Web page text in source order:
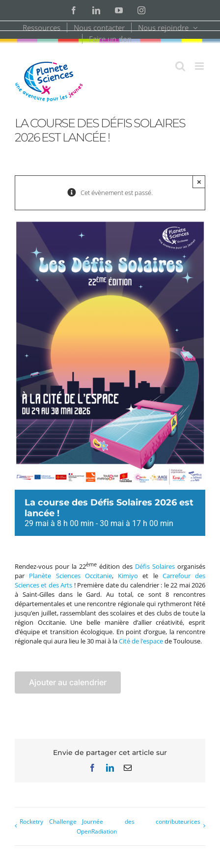
content
FacebookLinkedInYouTubeInstagram
Ressources Nous contacter
Nous rejoindre
Faire un don
LA COURSE DES DÉFIS SOLAIRES
2026 EST LANCÉE !
Cet évènement est passé.
×
La course des Défis Solaires 2026 est
lancée !
29 mai à 8 h 00 min -30 mai à 17 h 00 min
Rendez-vous pour la 22ème édition des Défis Solaires organisés
par Planète Sciences Occitanie, Kimiyo et le Carrefour des
Sciences et des Arts ! Première date du calendrier : le 22 mai 2026
à Saint-Gilles dans le Gard. Au total, ce sont 8 rencontres
départementales et une rencontre régionale qui rythmeront l’été
jusqu’en juillet, rassemblant des scolaires et des clubs de toute la
région Occitanie. Une belle manière d’allier créativité, esprit
d’équipe et transition écologique. En point d’orgue, la rencontre
régionale qui aura lieu le 30 mai à laCité de l’espacede Toulouse.
Ajouter au calendrier
Envie de partager cet article sur
FacebookLinkedInEmail
Rocketry Challenge
Journée des contributeurices
OpenRadiation